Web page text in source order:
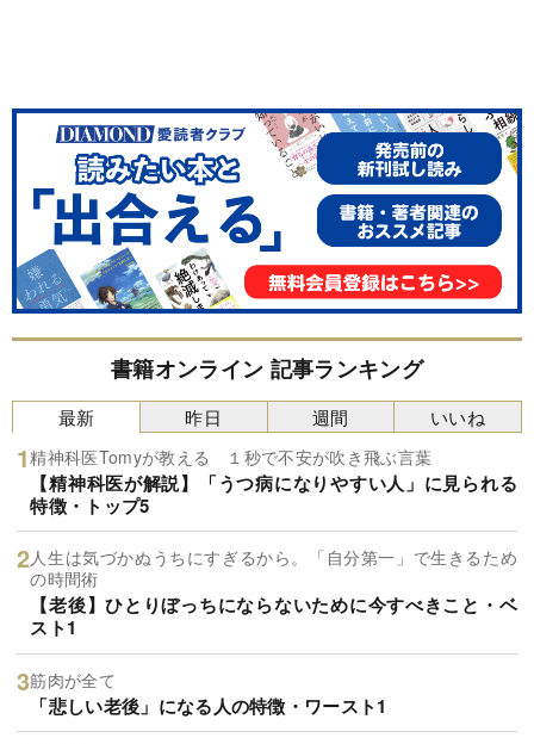
書籍オンライン 記事ランキング
最新
精神科医Tomyが教える １秒で不安が吹き飛ぶ言葉
【精神科医が解説】「うつ病になりやすい人」に見られる
特徴・トップ5
人生は気づかぬうちにすぎるから。「自分第一」で生きるため
の時間術
【老後】ひとりぼっちにならないために今すべきこと・ベ
スト1
筋肉が全て
「悲しい老後」になる人の特徴・ワースト1
昨日 週間 いいね